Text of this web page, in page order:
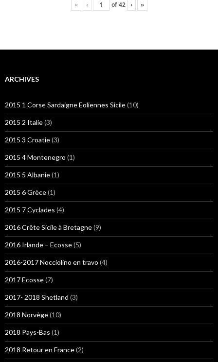
« ‹ of42 › »
ARCHIVES
2015 1 Corse Sardaigne Eoliennes Sicile(10)
2015 2 Italie(3)
2015 3 Croatie(3)
2015 4 Montenegro (1)
2015 5 Albanie(1)
2015 6 Grèce(1)
2015 7 Cyclades (4)
2016 Crête Sicile à Bretagne(9)
2016 Irlande – Ecosse(5)
2016-2017 Nocciolino en travo (4)
2017 Ecosse(7)
2017- 2018 Shetland (3)
2018 Norvège(10)
2018 Pays-Bas (1)
2018 Retour en France(2)